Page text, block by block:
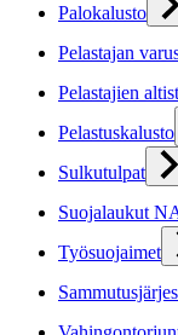
Palokalusto
Pelastajan
Pelastajien
Pelastuskalusto
Sulkutulpat
Suojalaukut
Työsuojaimet